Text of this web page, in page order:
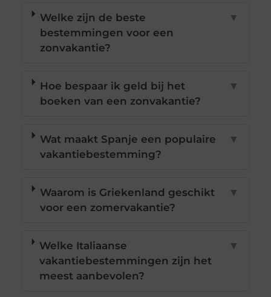
Welke zijn de beste
bestemmingen voor een
zonvakantie?
▼
Hoe bespaar ik geld bij het
boeken van een zonvakantie?
▼
Wat maakt Spanje een populaire
vakantiebestemming?
▼
Waarom is Griekenland geschikt
voor een zomervakantie?
▼
Welke Italiaanse
vakantiebestemmingen zijn het
meest aanbevolen?
▼